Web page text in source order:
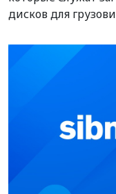
дисков для